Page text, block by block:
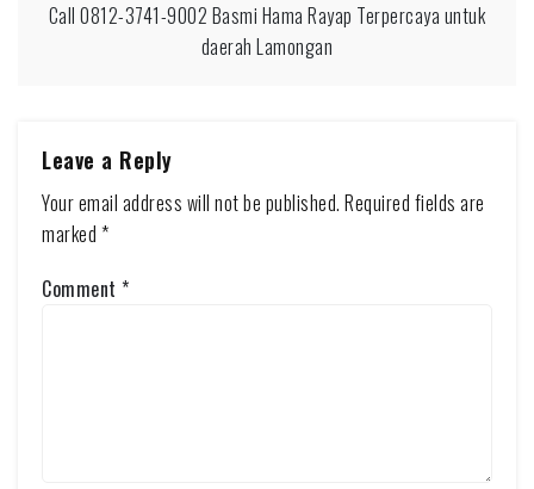
Call 0812-3741-9002 Basmi Hama Rayap Terpercaya untuk
daerah Lamongan
Leave a Reply
Your email address will not be published. Required fields are
marked *
Comment *